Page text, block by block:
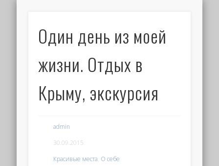
Один день из моей
жизни. Отдых в
Крыму, экскурсия
admin
30.09.2015
Красивые места, О себе